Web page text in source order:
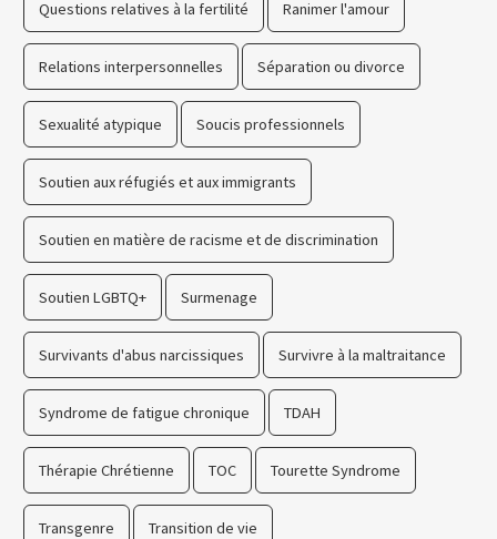
Questions relatives à la fertilité Ranimer l'amour
Relations interpersonnelles Séparation ou divorce
Sexualité atypique Soucis professionnels
Soutien aux réfugiés et aux immigrants
Soutien en matière de racisme et de discrimination
Soutien LGBTQ+ Surmenage
Survivants d'abus narcissiques Survivre à la maltraitance
Syndrome de fatigue chronique TDAH
Thérapie Chrétienne TOC Tourette Syndrome
Transgenre Transition de vie